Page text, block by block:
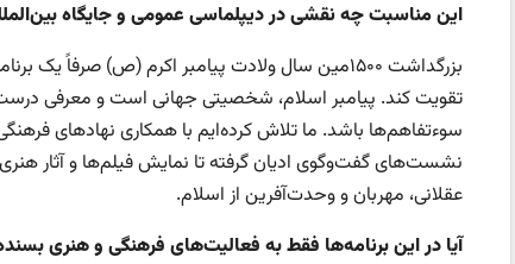
این مناسبت چه نقشی در دیپلماسی عمومی و جایگاه
بزرگداشت ۱۵۰۰مین سال ولادت پیامبر اکرم (ص)
تقویت کند. پیامبر اسلام، شخصیتی جهانی است و معرفی
سوءتفاهم‌ها باشد. ما تلاش کرده‌ایم با همکاری نهادهای
نشست‌های گفت‌وگوی ادیان گرفته تا نمایش فیلم‌ها و آثار
عقلانی، مهربان و وحدت‌آفرین از اسلام.
آیا در این برنامه‌ها فقط به فعالیت‌های فرهنگی و هنری